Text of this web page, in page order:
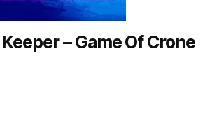
– Game Of Crone